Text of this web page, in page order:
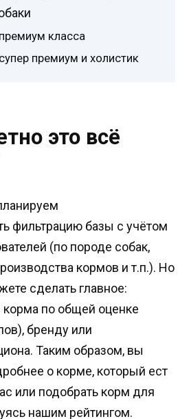
класса
премиум и холистик
это всё
фильтрацию базы с учётом
(по породе собак,
кормов и т.п.). Но
сделать главное:
корма по общей оценке
бренду или
Таким образом, вы
о корме, который ест
или подобрать корм для
нашим рейтингом.